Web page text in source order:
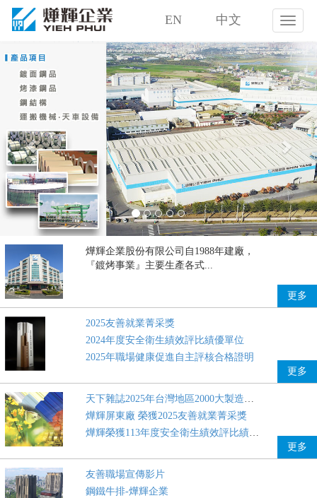
燁
輝
企
業
股
份
有
限
公
司
EN 中文
Previous
燁輝企業股份有限公司自1988年建廠，
『鍍烤事業』主要生產各式...
更多
2025友善就業菁采獎
2024年度安全衛生績效評比績優單位
2025年職場健康促進自主評核合格證明
更多
燁輝屏東廠 榮獲2025友善就業菁采獎
更多
友善職場宣傳影片
鋼鐵牛排-燁輝企業